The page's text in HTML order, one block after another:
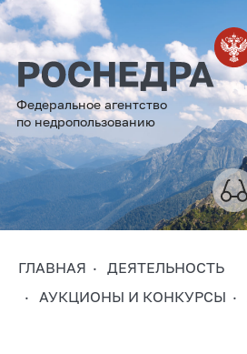
Федеральное агентство
по недропользованию
ГЛАВНАЯ
ДЕЯТЕЛЬНОСТЬ
АУКЦИОНЫ И КОНКУРСЫ